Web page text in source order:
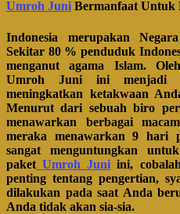
Umroh JuniBermanfaat Untuk
Indonesia merupakan
Sekitar 80 % penduduk
menganut agama Islam.
Umroh Juni ini menjadi
meningkatkan ketakwaan
Menurut dari sebuah biro
menawarkan berbagai
meraka menawarkan 9 hari
sangat menguntungkan
paket Umroh Juni ini,
penting tentang pengertian,
dilakukan pada saat Anda
Anda tidak akan sia-sia.